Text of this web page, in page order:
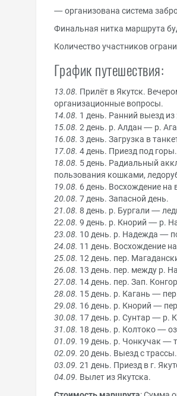
— организована система
Финальная нитка маршрута
Количество участников
График путешествия:
13.08. Прилёт в Якутск.
организационные вопросы.
14.08. 1 день. Ранний выезд
15.08. 2 день. р. Алдан — р.
16.08. 3 день. Загрузка в
17.08. 4 день. Приезд под
18.08. 5 день. Радиальный
пользования кошками,
19.08. 6 день. Восхождение на
20.08. 7 день. Запасной день.
21.08. 8 день. р. Бургали —
22.08. 9 день. р. Кнорий — р.
23.08. 10 день. р. Надежда —
24.08. 11 день. Восхождение
25.08. 12 день. пер.
26.08. 13 день. пер. между р.
27.08. 14 день. пер. Зап.
28.08. 15 день. р. Кагань —
29.08. 16 день. р. Кнорий —
30.08. 17 день. р. Сунтар — р.
31.08. 18 день. р. Колтоко —
01.09. 19 день. р. Чонкучак —
02.09. 20 день. Выезд с
03.09. 21 день. Приезд в г.
04.09. Вылет из Якутска.